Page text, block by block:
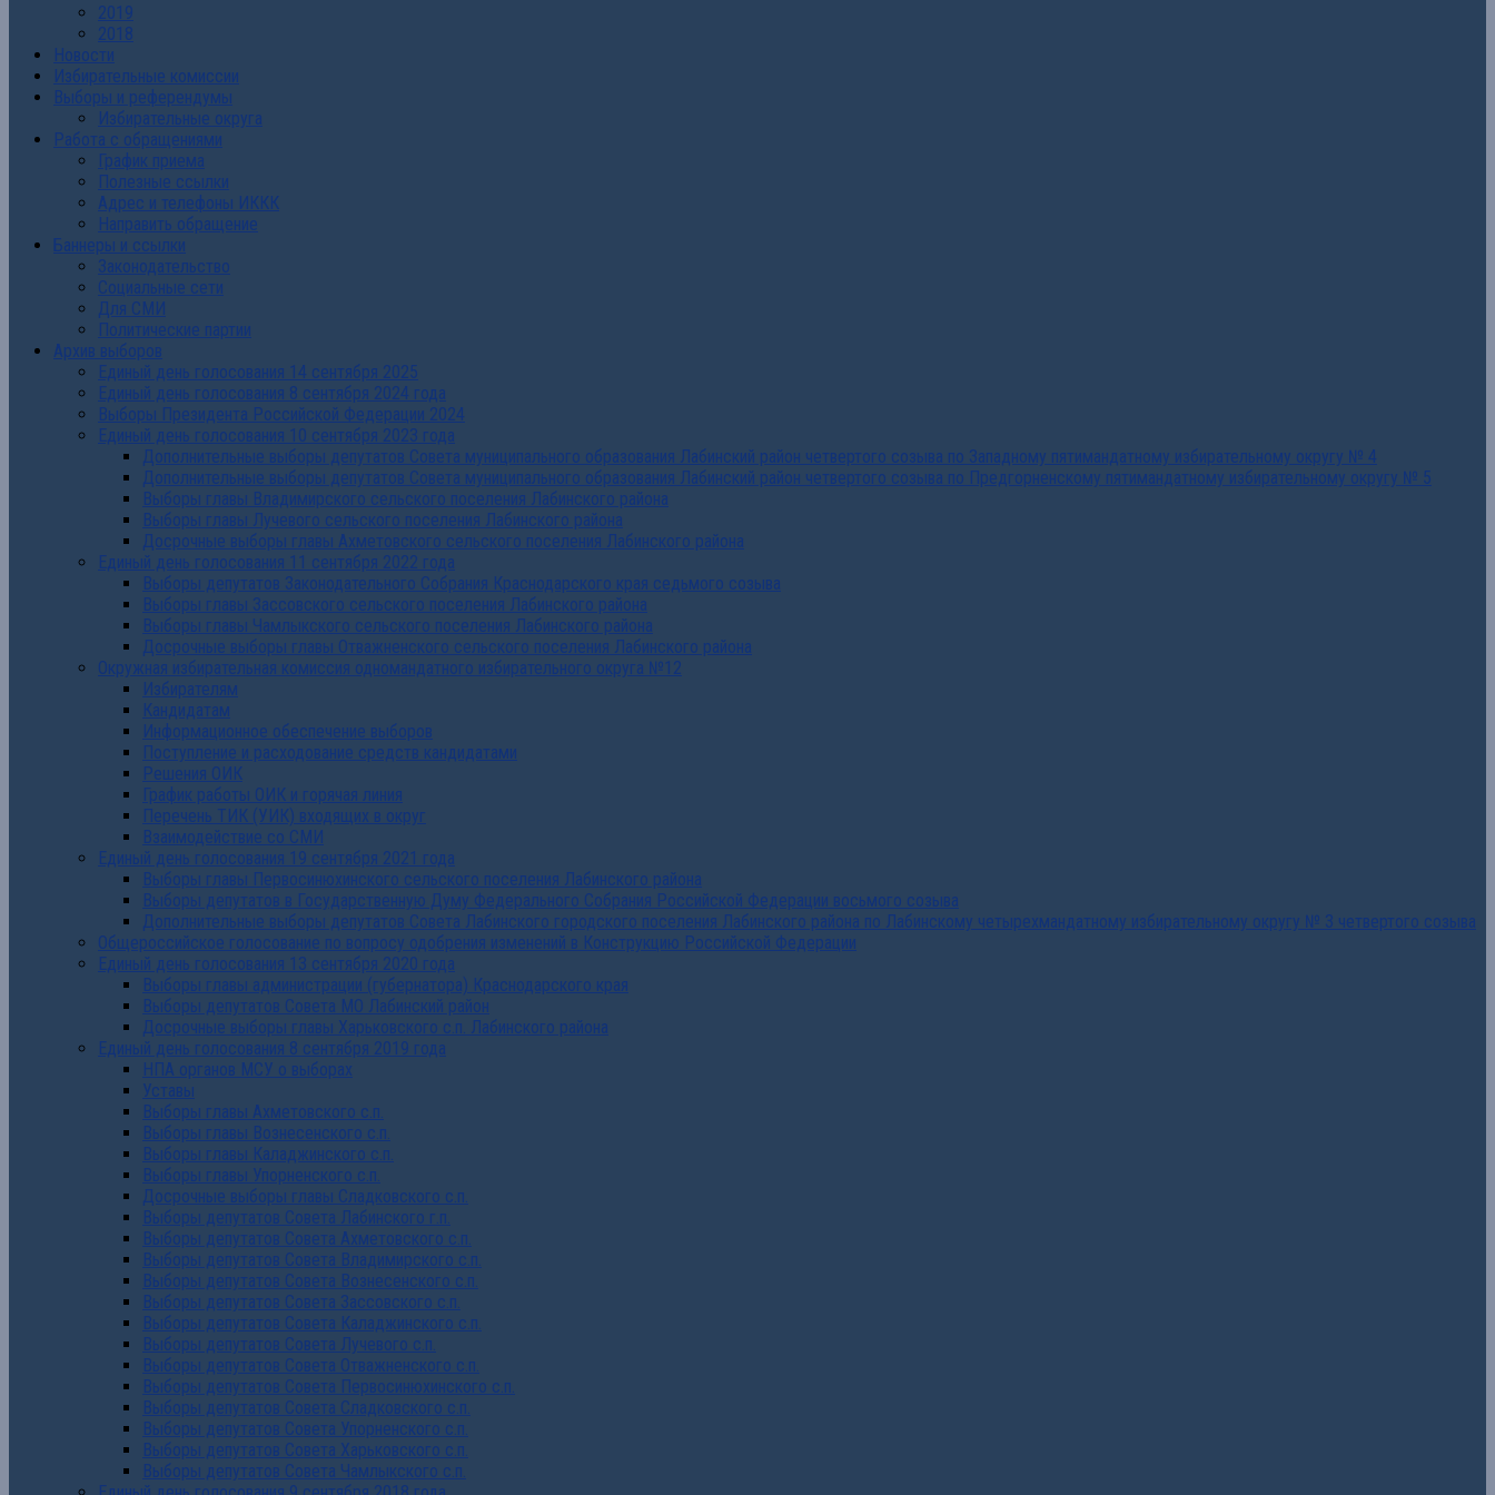
2019
2018
Новости
Избирательные комиссии
Выборы и референдумы
Избирательные округа
Работа с обращениями
График приема
Полезные ссылки
Адрес и телефоны ИККК
Направить обращение
Баннеры и ссылки
Законодательство
Социальные сети
Для СМИ
Политические партии
Архив выборов
Единый день голосования 14 сентября 2025
Единый день голосования 8 сентября 2024 года
Выборы Президента Российской Федерации 2024
Единый день голосования 10 сентября 2023 года
Дополнительные выборы депутатов Совета муниципального образования Лабинский район четвертого созыва по Западному пятимандатному избирательному округу № 4
Дополнительные выборы депутатов Совета муниципального образования Лабинский район четвертого созыва по Предгорненскому пятимандатному избирательному округу № 5
Выборы главы Владимирского сельского поселения Лабинского района
Выборы главы Лучевого сельского поселения Лабинского района
Досрочные выборы главы Ахметовского сельского поселения Лабинского района
Единый день голосования 11 сентября 2022 года
Выборы депутатов Законодательного Собрания Краснодарского края седьмого созыва
Выборы главы Зассовского сельского поселения Лабинского района
Выборы главы Чамлыкского сельского поселения Лабинского района
Досрочные выборы главы Отважненского сельского поселения Лабинского района
Окружная избирательная комиссия одномандатного избирательного округа №12
Избирателям
Кандидатам
Информационное обеспечение выборов
Поступление и расходование средств кандидатами
Решения ОИК
График работы ОИК и горячая линия
Перечень ТИК (УИК) входящих в округ
Взаимодействие со СМИ
Единый день голосования 19 сентября 2021 года
Выборы главы Первосинюхинского сельского поселения Лабинского района
Выборы депутатов в Государственную Думу Федерального Собрания Российской Федерации восьмого созыва
Дополнительные выборы депутатов Совета Лабинского городского поселения Лабинского района по Лабинскому четырехмандатному избирательному округу № 3 четвертого созыва
Общероссийское голосование по вопросу одобрения изменений в Конструкцию Российской Федерации
Единый день голосования 13 сентября 2020 года
Выборы главы администрации (губернатора) Краснодарского края
Выборы депутатов Совета МО Лабинский район
Досрочные выборы главы Харьковского с.п. Лабинского района
Единый день голосования 8 сентября 2019 года
НПА органов МСУ о выборах
Уставы
Выборы главы Ахметовского с.п.
Выборы главы Вознесенского с.п.
Выборы главы Каладжинского с.п.
Выборы главы Упорненского с.п.
Досрочные выборы главы Сладковского с.п.
Выборы депутатов Совета Лабинского г.п.
Выборы депутатов Совета Ахметовского с.п.
Выборы депутатов Совета Владимирского с.п.
Выборы депутатов Совета Вознесенского с.п.
Выборы депутатов Совета Зассовского с.п.
Выборы депутатов Совета Каладжинского с.п.
Выборы депутатов Совета Лучевого с.п.
Выборы депутатов Совета Отважненского с.п.
Выборы депутатов Совета Первосинюхинского с.п.
Выборы депутатов Совета Сладковского с.п.
Выборы депутатов Совета Упорненского с.п.
Выборы депутатов Совета Харьковского с.п.
Выборы депутатов Совета Чамлыкского с.п.